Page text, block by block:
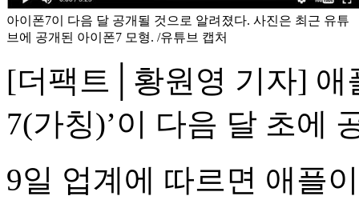
아이폰7이 다음 달 공개될 것으로 알려졌다. 사진은 최근 유튜
브에 공개된 아이폰7 모형. /유튜브 캡처
[더팩트│황원영 기자] 애
7(가칭)’이 다음 달 초에
9일 업계에 따르면 애플